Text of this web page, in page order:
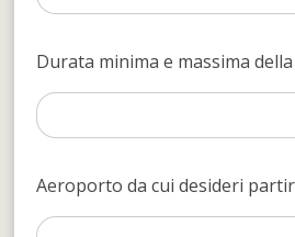
Durata minima e massima
Aeroporto da cui desideri